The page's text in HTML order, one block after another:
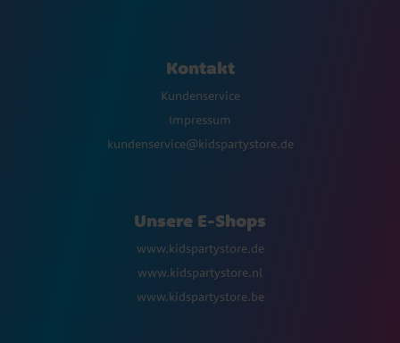
Kontakt
Kundenservice
Impressum
kundenservice@kidspartystore.de
Unsere E-Shops
www.kidspartystore.de
www.kidspartystore.nl
www.kidspartystore.be